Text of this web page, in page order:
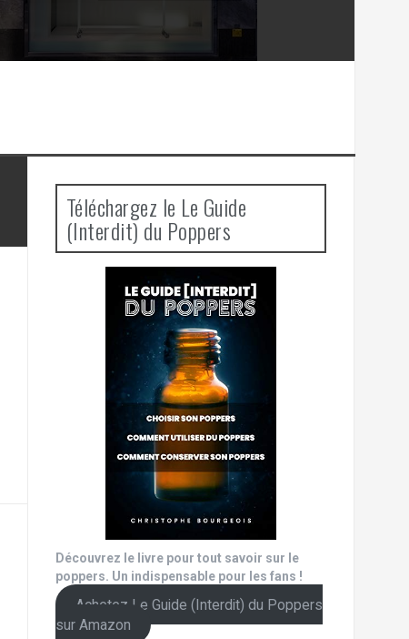
Téléchargez le Le Guide
(Interdit) du Poppers
Découvrez le livre pour tout savoir sur le
poppers. Un indispensable pour les fans !
Achetez Le Guide (Interdit) du Poppers
sur Amazon